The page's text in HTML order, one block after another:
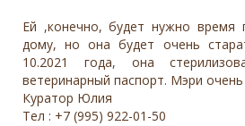
Ей ,конечно, будет нужно время
дому, но она будет очень
10.2021 года, она
ветеринарный паспорт. Мэри
Куратор Юлия
Тел : +7 (995) 922-01-50